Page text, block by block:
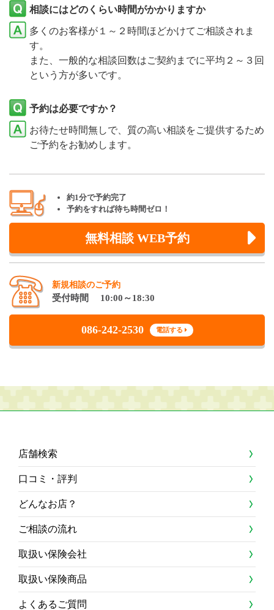
相談にはどのくらい時間がかかりますか
多くのお客様が１～２時間ほどかけてご相談されま
す。
また、一般的な相談回数はご契約までに平均２～３回
という方が多いです。
予約は必要ですか？
お待たせ時間無しで、質の高い相談をご提供するため
ご予約をお勧めします。
約1分で予約完了
予約をすれば待ち時間ゼロ！
無料相談 WEB予約
新規相談のご予約
受付時間 10:00～18:30
086-242-2530 電話する
店舗検索
口コミ・評判
どんなお店？
ご相談の流れ
取扱い保険会社
取扱い保険商品
よくあるご質問